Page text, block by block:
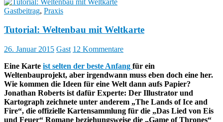
Gastbeitrag, Praxis
Tutorial: Weltenbau mit Weltkarte
26. Januar 2015 Gast 12 Kommentare
Eine Karte ist selten der beste Anfang für ein
Weltenbauprojekt, aber irgendwann muss eben doch eine her.
Wie kommen die Ideen für eine Welt dann aufs Papier?
Jonathan Roberts ist dafür Experte: Der Illustrator und
Kartograph zeichnete unter anderem „The Lands of Ice and
Fire“, die offizielle Kartensammlung für die „Das Lied von Eis
und Feuer“ Romane beziehungsweise die „Game of Thrones“